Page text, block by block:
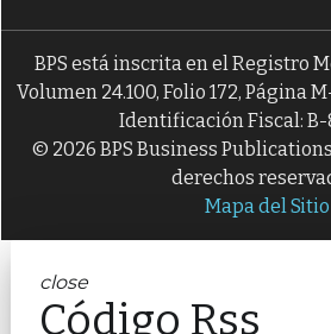
BPS está inscrita en el Registro
Volumen 24.100, Folio 172, Página
Identificación Fiscal: B-
© 2026 BPS Business Publications
derechos
Mapa del Sitio
close
Código Rss